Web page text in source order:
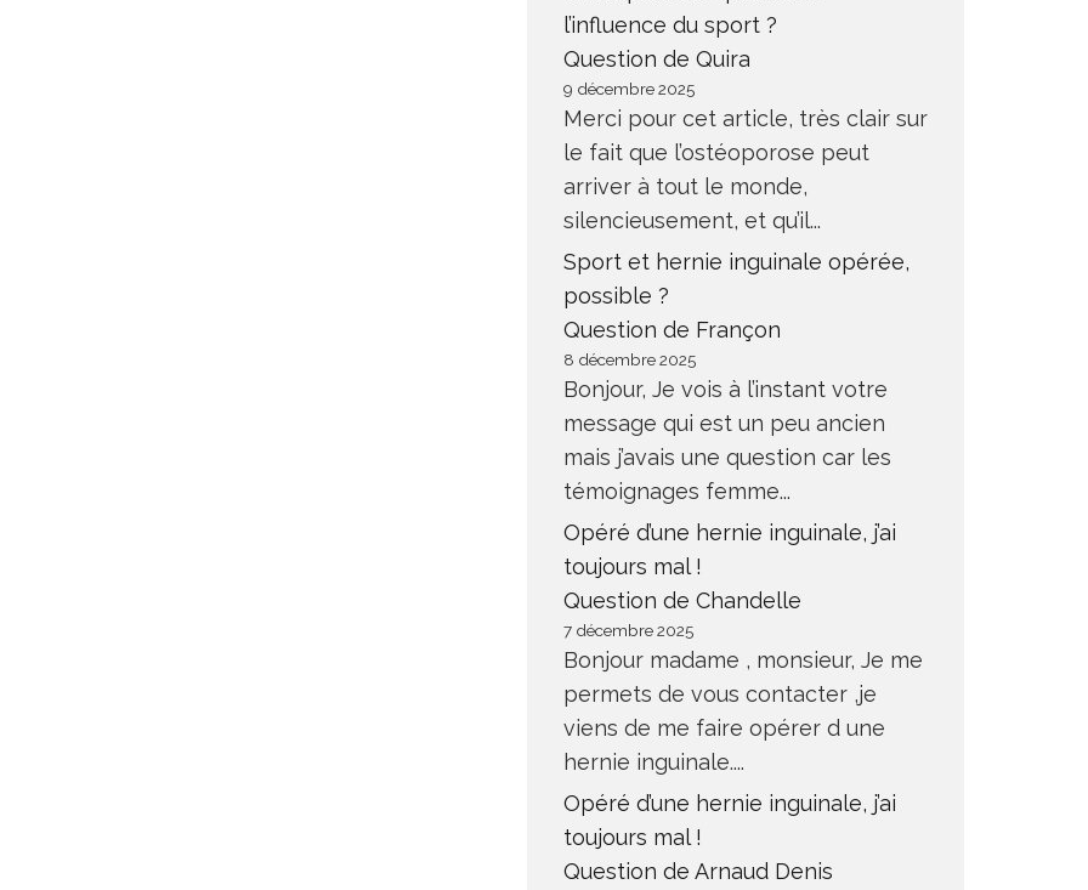
l’influence du sport ?
Question de Quira
9 décembre 2025
Merci pour cet article, très clair sur
le fait que l’ostéoporose peut
arriver à tout le monde,
silencieusement, et qu’il...
Sport et hernie inguinale opérée,
possible ?
Question de Françon
8 décembre 2025
Bonjour, Je vois à l’instant votre
message qui est un peu ancien
mais j’avais une question car les
témoignages femme...
Opéré d’une hernie inguinale, j’ai
toujours mal !
Question de Chandelle
7 décembre 2025
Bonjour madame , monsieur, Je me
permets de vous contacter ,je
viens de me faire opérer d une
hernie inguinale....
Opéré d’une hernie inguinale, j’ai
toujours mal !
Question de Arnaud Denis